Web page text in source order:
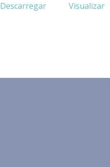
Descarregar
Visualizar